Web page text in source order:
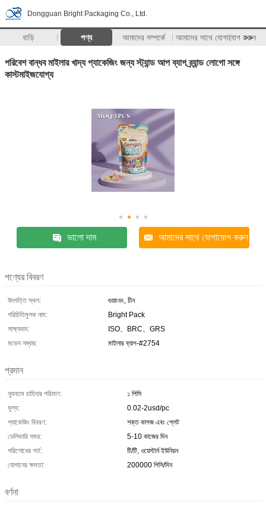
Dongguan Bright Packaging Co., Ltd.
বাড়ি পণ্য আমাদের সম্পর্কে আমাদের সাথে যোগাযোগ করুন
>>
পরিবেশ বান্ধব মাইলার খাদ্য প্যাকেজিং জন্য স্ট্যান্ড আপ ব্যাগ ব্র্যান্ড লোগো সঙ্গে
কাস্টমাইজযোগ্য
ভালো দাম আমাদের সাথে যোগাযোগ করুন
পণ্যের বিবরণ
উৎপত্তি স্থল:
গুয়াংডং, চীন
পরিচিতিমুলক নাম:
Bright Pack
সাক্ষ্যদান:
ISO、BRC、GRS
মডেল নম্বার:
মাইলার ব্যাগ-#2754
প্রদান
ন্যূনতম চাহিদার পরিমাণ:
১ পিসি
মূল্য:
0.02-2usd/pc
প্যাকেজিং বিবরণ:
শক্ত কাগজ এবং প্লেট
ডেলিভারি সময়:
5-10 কাজের দিন
পরিশোধের শর্ত:
টি/টি, ওয়েস্টার্ন ইউনিয়ন
যোগানের ক্ষমতা:
200000 পিসি/দিন
বর্ণনা